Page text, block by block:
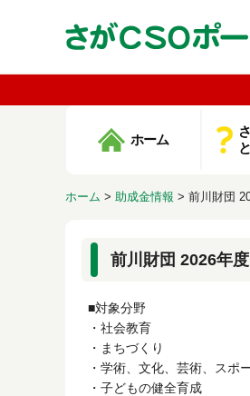
ホーム
ホーム > 助成金情報 > 前川財団
前川財団 2026年
■対象分野
・社会教育
・まちづくり
・学術、文化、芸術、スポ
・子どもの健全育成